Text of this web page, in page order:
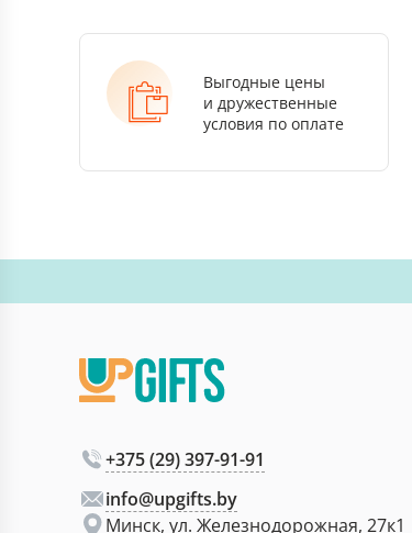
Выгодные цены
и дружественные
условия по оплате
+375 (29) 397-91-91
info@upgifts.by
Минск, ул. Железнодорожная, 27к1